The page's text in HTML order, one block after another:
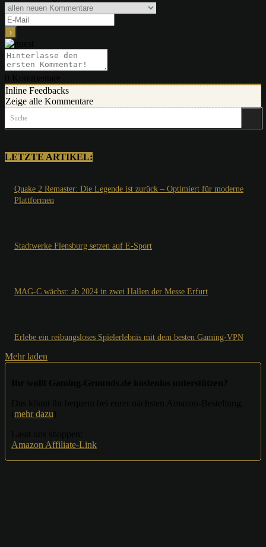
Inline Feedbacks
Zeige alle Kommentare
Suche
LETZTE ARTIKEL:
Quake 2 Remaster: Die Legende ist zurück – Optimiert für moderne
Plattformen
Stadtwerke Flensburg setzen auf E-Sport
MAG-C wächst: ab 2024 in zwei Hallen der Messe Erfurt
Erlebe ein reibungsloses Spielerlebnis mit dem besten Gaming-VPN
Mehr laden
mehr dazu
Amazon Affiliate-Link